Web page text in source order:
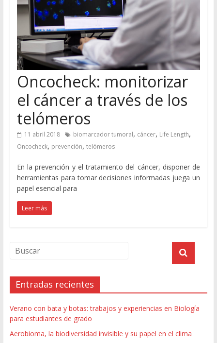
Oncocheck: monitorizar
el cáncer a través de los
telómeros
11 abril 2018 biomarcador tumoral, cáncer, Life Length,
Oncocheck, prevención, telómeros
En la prevención y el tratamiento del cáncer, disponer de
herramientas para tomar decisiones informadas juega un
papel esencial para
Leer más
Entradas recientes
Verano con bata y botas: trabajos y experiencias en Biología
para estudiantes de grado
Aerobioma, la biodiversidad invisible y su papel en el clima